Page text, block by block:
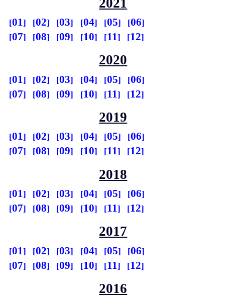
01 02 03 04 05
06
07
08 09 10 11 12
2020
01 02 03 04 05
06
07
08 09 10 11 12
2019
01 02 03 04 05
06
07
08 09 10 11 12
2018
01 02 03 04 05
06
07
08 09 10 11 12
2017
01 02 03 04 05
06
07
08 09 10 11 12
2016